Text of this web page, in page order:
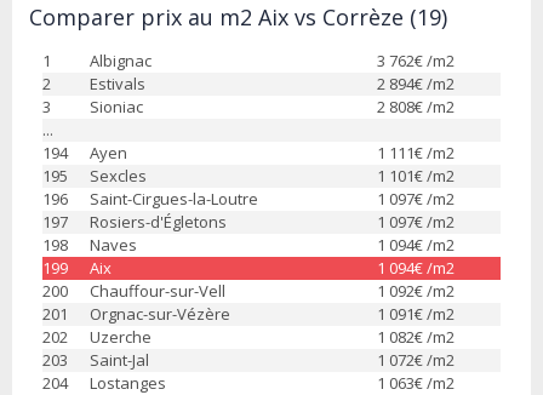
Comparer prix au m2 Aix vs Corrèze (19)
1 Albignac 3 762€ /m2
2
Estivals 2 894€ /m2
3
Sioniac 2 808€ /m2
...
194
Ayen 1 111€ /m2
195
Sexcles 1 101€ /m2
196
Saint-Cirgues-la-Loutre 1 097€ /m2
197
Rosiers-d'Égletons 1 097€ /m2
198
Naves 1 094€ /m2
199
Aix 1 094€ /m2
200
Chauffour-sur-Vell 1 092€ /m2
201
Orgnac-sur-Vézère 1 091€ /m2
202
Uzerche 1 082€ /m2
203
Saint-Jal 1 072€ /m2
204
Lostanges 1 063€ /m2